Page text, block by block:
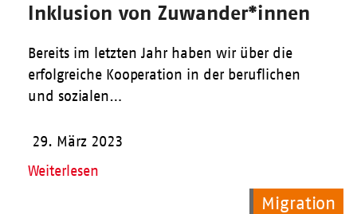
Allgemein
Allgemein
Migration
Inklusion von Zuwander*innen
Bereits im letzten Jahr haben wir über die
erfolgreiche Kooperation in der beruflichen
und sozialen…
29. März 2023
Weiterlesen